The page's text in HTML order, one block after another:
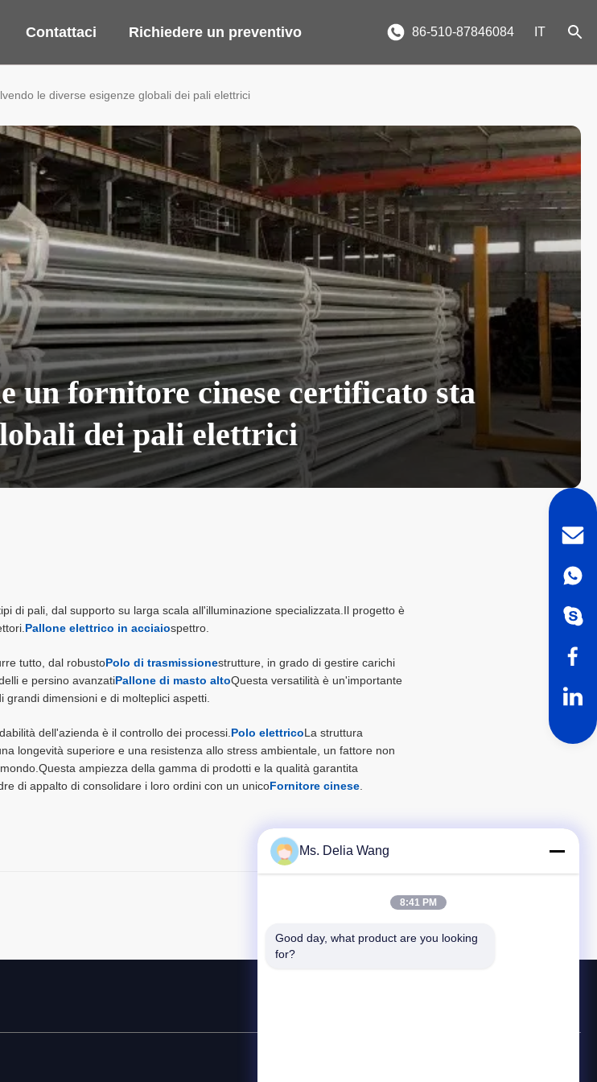
Contattaci Richiedere un preventivo 86-510-87846084 IT
le diverse esigenze globali dei pali elettrici
un fornitore cinese certificato sta
dei pali elettrici
di pali, dal supporto su larga scala all'illuminazione specializzata.Il progetto è
Pallone elettrico in acciaiospettro.
tutto, dal robustoPolo di trasmissionestrutture, in grado di gestire carichi
e persino avanzatiPallone di masto altoQuesta versatilità è un'importante
dimensioni e di molteplici aspetti.
dell'azienda è il controllo dei processi. Polo elettricoLa struttura
longevità superiore e una resistenza allo stress ambientale, un fattore non
ampiezza della gamma di prodotti e la qualità garantita
di appalto di consolidare i loro ordini con un unicoFornitore cinese
Articolo Successivo
Ms. Delia Wang
8:41 PM
Good day, what product are you looking
for?